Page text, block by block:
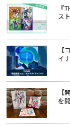
『
ス
【
イ
【
を